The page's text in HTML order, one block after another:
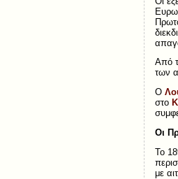
Από
των
Ο
στο
Οι
Το
με